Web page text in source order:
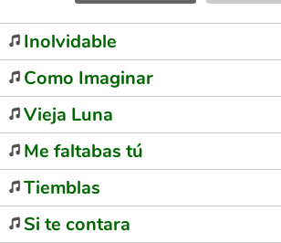
Inolvidable
Como Imaginar
Vieja Luna
Me faltabas tú
Tiemblas
Si te contara